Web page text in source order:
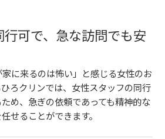
可で、急な訪問でも安
家に来るのは怖い」と感じる女性のお
ろクリンでは、女性スタッフの同行
め、急ぎの依頼であっても精神的な
せることができます。